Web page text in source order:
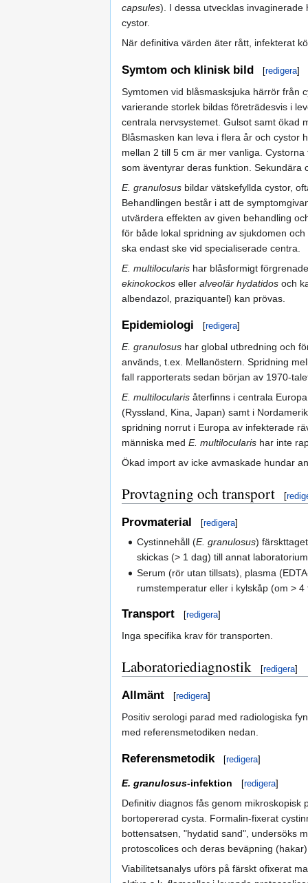
capsules). I dessa utvecklas
cystor.
När definitiva värden äter rått, infekterat
Symtom och klinisk bild [redigera]
Symtomen vid blåsmasksjuka härrör från
varierande storlek bildas företrädesvis i
centrala nervsystemet. Gulsot samt ökad
Blåsmasken kan leva i flera år och cystor
mellan 2 till 5 cm är mer vanliga.
som äventyrar deras funktion. Sekundära
E. granulosus bildar vätskefyllda cystor,
Behandlingen består i att de
utvärdera effekten av given behandling
för både lokal spridning av sjukdomen
ska endast ske vid specialiserade centra.
E. multilocularis har blåsformigt
ekinokockos eller alveolär hydatidos och
albendazol, praziquantel) kan prövas.
Epidemiologi [redigera]
E. granulosus har global utbredning och
används, t.ex. Mellanöstern. Spridning
fall rapporterats sedan början av 1970-
E. multilocularis återfinns i centrala
(Ryssland, Kina, Japan) samt i
spridning norrut i Europa av infekterade
människa med E. multilocularis har inte
Ökad import av icke avmaskade hundar
Provtagning och transport [
Provmaterial [redigera]
Cystinnehåll (E. granulosus)
skickas (> 1 dag) till annat
Serum (rör utan tillsats), plasma
rumstemperatur eller i kylskåp (om > 4
Transport [redigera]
Inga specifika krav för transporten.
Laboratoriediagnostik [redigera]
Allmänt [redigera]
Positiv serologi parad med radiologiska
med referensmetodiken nedan.
Referensmetodik [redigera]
E. granulosus-infektion [redigera]
Definitiv diagnos fås genom mikroskopisk
bortopererad cysta. Formalin-fixerat
bottensatsen, "hydatid sand", undersöks
protoscolices och deras beväpning
Viabilitetsanalys uförs på färskt ofixerat